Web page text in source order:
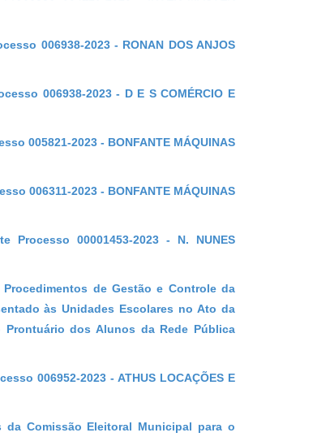
006938-2023 - RONAN DOS ANJOS
006938-2023 - D E S COMÉRCIO E
005821-2023 - BONFANTE MÁQUINAS
006311-2023 - BONFANTE MÁQUINAS
Processo 00001453-2023 - N. NUNES
Procedimentos de Gestão e Controle da
às Unidades Escolares no Ato da
dos Alunos da Rede Pública
006952-2023 - ATHUS LOCAÇÕES E
da Comissão Eleitoral Municipal para o